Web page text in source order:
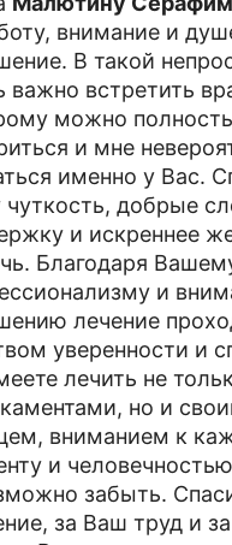
внимание и
В такой
важно встретить
можно
и мне
именно у Вас.
добрые
и искреннее
Благодаря
и
лечение
уверенности и
лечить не
но и
вниманием к
и
забыть.
за Ваш труд и